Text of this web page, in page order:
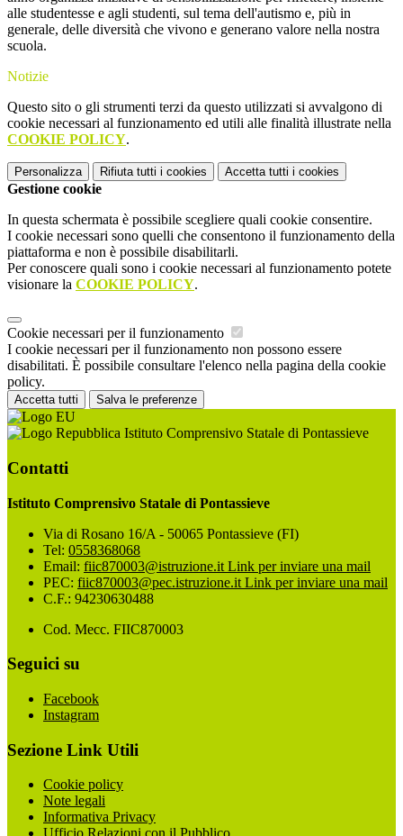
alle studentesse e agli studenti, sul tema dell'autismo e, più in
generale, delle diversità che vivono e generano valore nella nostra
scuola.
Notizie
Questo sito o gli strumenti terzi da questo utilizzati si avvalgono di
cookie necessari al funzionamento ed utili alle finalità illustrate nella
COOKIE POLICY.
Personalizza Rifiuta tutti i cookies Accetta tutti i cookies
Gestione cookie
In questa schermata è possibile scegliere quali cookie consentire.
I cookie necessari sono quelli che consentono il funzionamento della
piattaforma e non è possibile disabilitarli.
Per conoscere quali sono i cookie necessari al funzionamento potete
visionare la COOKIE POLICY.
Cookie necessari per il funzionamento
I cookie necessari per il funzionamento non possono essere
disabilitati. È possibile consultare l'elenco nella pagina della cookie
policy.
Accetta tutti Salva le preferenze
Istituto Comprensivo Statale di Pontassieve
Contatti
Istituto Comprensivo Statale di Pontassieve
Via di Rosano 16/A - 50065 Pontassieve (FI)
Tel: 0558368068
Email: fiic870003@istruzione.it Link per inviare una mail
PEC: fiic870003@pec.istruzione.it Link per inviare una mail
C.F.: 94230630488
Cod. Mecc. FIIC870003
Seguici su
Facebook
Instagram
Sezione Link Utili
Cookie policy
Note legali
Informativa Privacy